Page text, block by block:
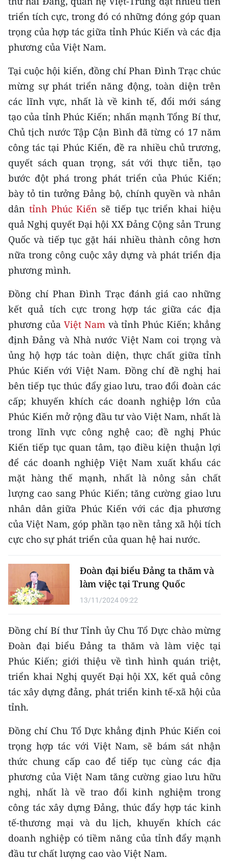
MEDIA CENTER
E-Magazine
Video
Media Chính trị
Media Kinh tế
Media Văn hóa
Media Xã hội
Media Pháp luật
Media Du lịch
Media Thế giới
Media Thể thao
Media Giáo dục
Media Y tế
Media Khoa học - Công nghệ
Media Môi trường
Ảnh
Infographic
TIN MỚI
TIN ĐỊA PHƯƠNG
Trung du và miền núi phía Bắc
Đồng bằng sông Hồng
Bắc Trung Bộ
Duyên hải Nam Trung Bộ và Tây
Nguyên
Đông Nam Bộ
Đồng bằng sông Cửu Long
Chuyên trang Hà Nội
Chuyên trang TP. Hồ Chí Minh
CHUYÊN ĐỀ
CÁC CHUYÊN TRANG
VỀ BÁO NHÂN DÂN
THỜI NAY
NHÂN DÂN CUỐI TUẦN
NHÂN DÂN HẰNG THÁNG
MUA BÁO
ĐỌC BÁO IN
triển tích cực, trong đó có những đóng góp quan
trọng của hợp tác giữa tỉnh Phúc Kiến và các địa
phương của Việt Nam.
Tại cuộc hội kiến, đồng chí Phan Đình Trạc chúc
mừng sự phát triển năng động, toàn diện trên
các lĩnh vực, nhất là về kinh tế, đổi mới sáng
tạo của tỉnh Phúc Kiến; nhấn mạnh Tổng Bí thư,
Chủ tịch nước Tập Cận Bình đã từng có 17 năm
công tác tại Phúc Kiến, đề ra nhiều chủ trương,
quyết sách quan trọng, sát với thực tiễn, tạo
bước đột phá trong phát triển của Phúc Kiến;
bày tỏ tin tưởng Đảng bộ, chính quyền và nhân
dân tỉnh Phúc Kiến sẽ tiếp tục triển khai hiệu
quả Nghị quyết Đại hội XX Đảng Cộng sản Trung
Quốc và tiếp tục gặt hái nhiều thành công hơn
nữa trong công cuộc xây dựng và phát triển địa
phương mình.
Đồng chí Phan Đình Trạc đánh giá cao những
kết quả tích cực trong hợp tác giữa các địa
phương của Việt Namvà tỉnh Phúc Kiến; khẳng
định Đảng và Nhà nước Việt Nam coi trọng và
ủng hộ hợp tác toàn diện, thực chất giữa tỉnh
Phúc Kiến với Việt Nam. Đồng chí đề nghị hai
bên tiếp tục thúc đẩy giao lưu, trao đổi đoàn các
cấp; khuyến khích các doanh nghiệp lớn của
Phúc Kiến mở rộng đầu tư vào Việt Nam, nhất là
trong lĩnh vực công nghệ cao; đề nghị Phúc
Kiến tiếp tục quan tâm, tạo điều kiện thuận lợi
để các doanh nghiệp Việt Nam xuất khẩu các
mặt hàng thế mạnh, nhất là nông sản chất
lượng cao sang Phúc Kiến; tăng cường giao lưu
nhân dân giữa Phúc Kiến với các địa phương
của Việt Nam, góp phần tạo nền tảng xã hội tích
cực cho sự phát triển của quan hệ hai nước.
Đoàn đại biểu Đảng ta thăm và
làm việc tại Trung Quốc
13/11/2024 09:22
Đồng chí Bí thư Tỉnh ủy Chu Tổ Dực chào mừng
Đoàn đại biểu Đảng ta thăm và làm việc tại
Phúc Kiến; giới thiệu về tình hình quán triệt,
triển khai Nghị quyết Đại hội XX, kết quả công
tác xây dựng đảng, phát triển kinh tế-xã hội của
tỉnh.
Đồng chí Chu Tổ Dực khẳng định Phúc Kiến coi
trọng hợp tác với Việt Nam, sẽ bám sát nhận
thức chung cấp cao để tiếp tục cùng các địa
phương của Việt Nam tăng cường giao lưu hữu
nghị, nhất là về trao đổi kinh nghiệm trong
công tác xây dựng Đảng, thúc đẩy hợp tác kinh
tế-thương mại và du lịch, khuyến khích các
doanh nghiệp có tiềm năng của tỉnh đẩy mạnh
đầu tư chất lượng cao vào Việt Nam.